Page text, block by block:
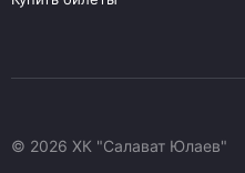
© 2026 ХК "Салават Юлаев"